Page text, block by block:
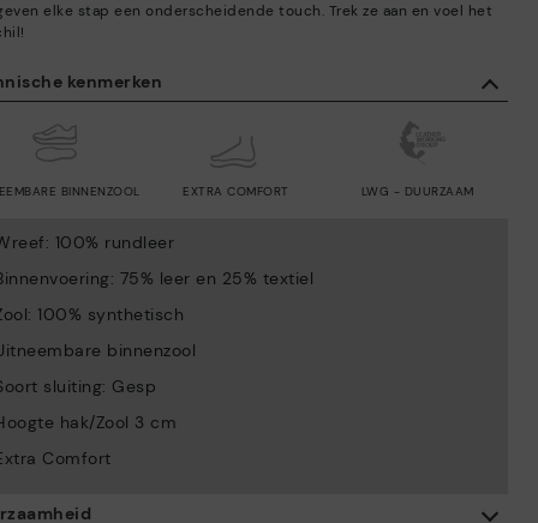
kenmerken
BINNENZOOL EXTRA COMFORT LWG - DUURZAAM
100% rundleer
75% leer en 25% textiel
100% synthetisch
binnenzool
sluiting: Gesp
hak/Zool 3 cm
Comfort
elke stap een onderscheidende touch. Trek ze aan en voel het